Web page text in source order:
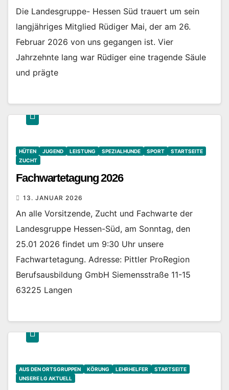
Die Landesgruppe- Hessen Süd trauert um sein
langjähriges Mitglied Rüdiger Mai, der am 26.
Februar 2026 von uns gegangen ist. Vier
Jahrzehnte lang war Rüdiger eine tragende Säule
und prägte
HÜTEN JUGEND LEISTUNG SPEZIALHUNDE SPORT
STARTSEITE
ZUCHT
Fachwartetagung 2026
13. JANUAR 2026
An alle Vorsitzende, Zucht und Fachwarte der
Landesgruppe Hessen-Süd, am Sonntag, den
25.01 2026 findet um 9:30 Uhr unsere
Fachwartetagung. Adresse: Pittler ProRegion
Berufsausbildung GmbH Siemensstraße 11-15
63225 Langen
AUS DEN ORTSGRUPPEN KÖRUNG LEHRHELFER
STARTSEITE
UNSERE LG AKTUELL